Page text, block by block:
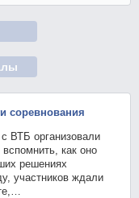
соревнования
ВТБ организовали
как оно
решениях
участников ждали